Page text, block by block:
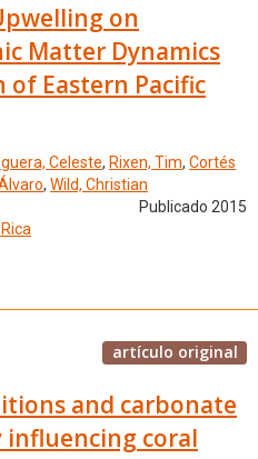
on
Matter Dynamics
Eastern Pacific
Celeste, Rixen, Tim, Cortés
, Wild, Christian
Publicado 2015
artículo original
and carbonate
coral